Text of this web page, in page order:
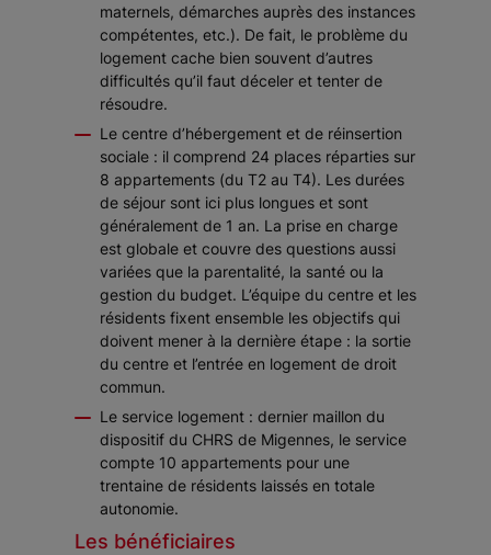
maternels, démarches auprès des instances
compétentes, etc.). De fait, le problème du
logement cache bien souvent d’autres
difficultés qu’il faut déceler et tenter de
résoudre.
Le centre d’hébergement et de réinsertion
sociale : il comprend 24 places réparties sur
8 appartements (du T2 au T4). Les durées
de séjour sont ici plus longues et sont
généralement de 1 an. La prise en charge
est globale et couvre des questions aussi
variées que la parentalité, la santé ou la
gestion du budget. L’équipe du centre et les
résidents fixent ensemble les objectifs qui
doivent mener à la dernière étape : la sortie
du centre et l’entrée en logement de droit
commun.
Le service logement : dernier maillon du
dispositif du CHRS de Migennes, le service
compte 10 appartements pour une
trentaine de résidents laissés en totale
autonomie.
Les bénéficiaires